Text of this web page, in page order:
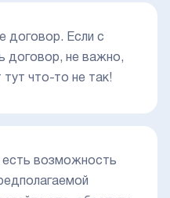
договор. Если с
договор, не важно,
тут что-то не так!
есть возможность